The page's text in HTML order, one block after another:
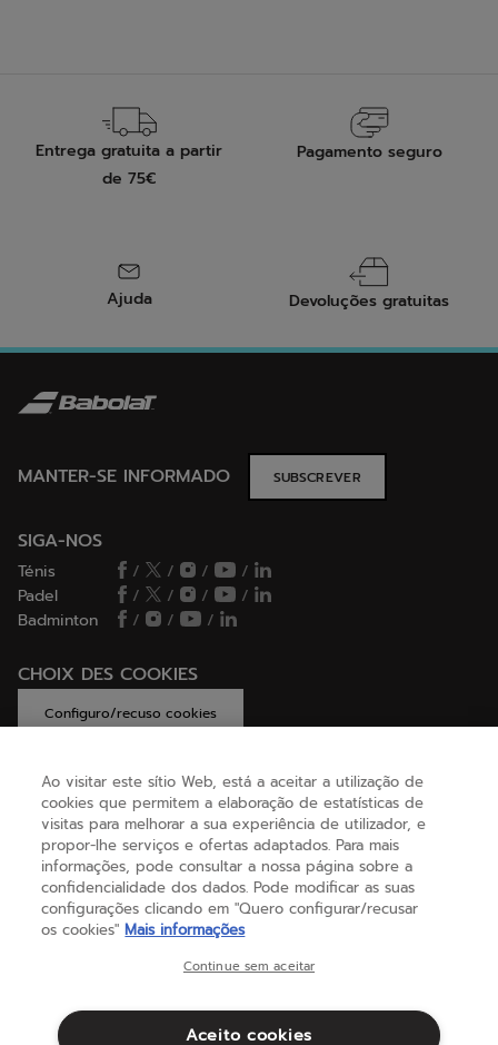
Entrega gratuita a partir
de 75€
Pagamento seguro
Ajuda Devoluções gratuitas
MANTER-SE INFORMADO SUBSCREVER
SIGA-NOS
Ténis / / /
/
Padel
/ / /
/
Badminton
/ / /
CHOIX DES COOKIES
Configuro/recuso cookies
AJUDA
SOBRE NÓS
(português)
Ao visitar este sítio Web, está a aceitar a utilização de
cookies que permitem a elaboração de estatísticas de
visitas para melhorar a sua experiência de utilizador, e
propor-lhe serviços e ofertas adaptados. Para mais
informações, pode consultar a nossa página sobre a
confidencialidade dos dados. Pode modificar as suas
configurações clicando em "Quero configurar/recusar
os cookies" Mais informações
Continue sem aceitar
Aceito cookies